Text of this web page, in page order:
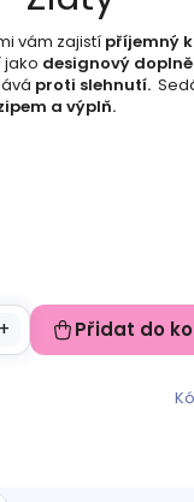
vám zajistí příjemný
jako designový
proti slehnutí.
a výplň.
Přidat do